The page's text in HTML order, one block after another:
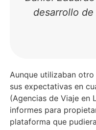
desarrollo
Aunque utilizaban
sus expectativas en
(Agencias de Viaje en
informes para
plataforma que